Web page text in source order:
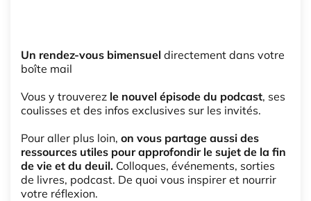
Un rendez-vous bimensuel directement dans votre
boîte mail
Vous y trouverez le nouvel épisode du podcast, ses
coulisses et des infos exclusives sur les invités.
Pour aller plus loin, on vous partage aussi des
ressources utiles pour approfondir le sujet de la fin
de vie et du deuil. Colloques, événements, sorties
de livres, podcast. De quoi vous inspirer et nourrir
votre réflexion.